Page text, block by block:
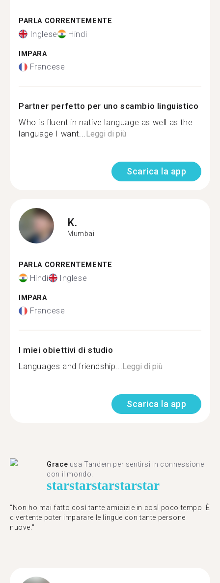
PARLA CORRENTEMENTE
Inglese Hindi
IMPARA
Francese
Partner perfetto per uno scambio linguistico
Who is fluent in native language as well as the
language I want...Leggi di più
Scarica la app
K.
Mumbai
PARLA CORRENTEMENTE
Hindi Inglese
IMPARA
Francese
I miei obiettivi di studio
Languages and friendship...Leggi di più
Scarica la app
Grace usa Tandem per sentirsi in connessione
con il mondo.
starstarstarstarstar
"Non ho mai fatto così tante amicizie in così poco tempo. È
divertente poter imparare le lingue con tante persone
nuove."